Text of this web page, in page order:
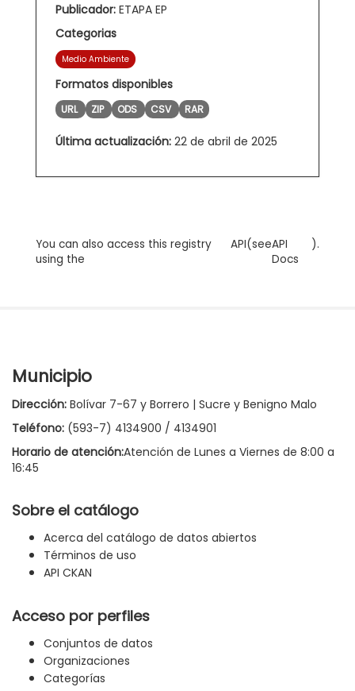
Publicador: ETAPA EP
Categorias
Medio Ambiente
Formatos disponibles
URL ZIP ODS CSV RAR
Última actualización: 22 de abril de 2025
You can also access this registry
using the
API(seeAPI
Docs
).
Municipio
Dirección: Bolívar 7-67 y Borrero | Sucre y Benigno Malo
Teléfono: (593-7) 4134900 / 4134901
Horario de atención:Atención de Lunes a Viernes de 8:00 a
16:45
Sobre el catálogo
Acerca del catálogo de datos abiertos
Términos de uso
API CKAN
Acceso por perfiles
Conjuntos de datos
Organizaciones
Categorías